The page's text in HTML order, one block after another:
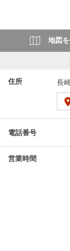
住所 長
電話番号
営業時間
地図